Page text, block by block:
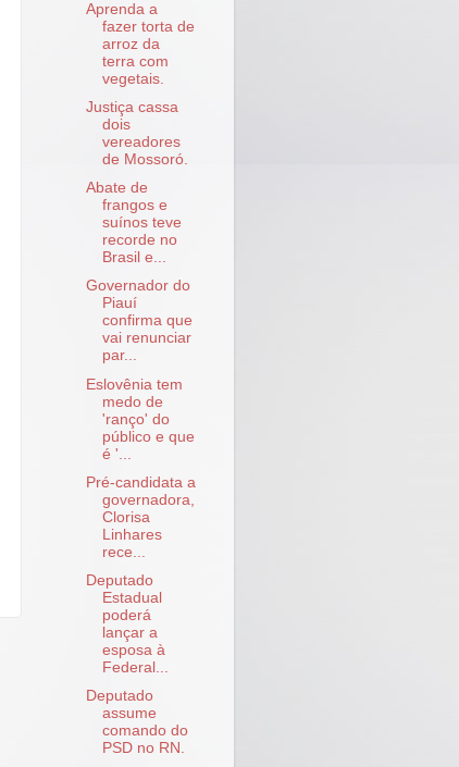
Aprenda a
fazer torta de
arroz da
terra com
vegetais.
Justiça cassa
dois
vereadores
de Mossoró.
Abate de
frangos e
suínos teve
recorde no
Brasil e...
Governador do
Piauí
confirma que
vai renunciar
par...
Eslovênia tem
medo de
'ranço' do
público e que
é '...
Pré-candidata a
governadora,
Clorisa
Linhares
rece...
Deputado
Estadual
poderá
lançar a
esposa à
Federal...
Deputado
assume
comando do
PSD no RN.